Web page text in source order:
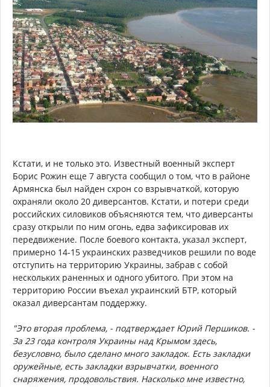
Кстати, и не только это. Известный военный эксперт
Борис Рожин еще 7 августа сообщил о том, что в районе
Армянска был найден схрон со взрывчаткой, которую
охраняли около 20 диверсантов. Кстати, и потери среди
российских силовиков объясняются тем, что диверсанты
сразу открыли по ним огонь, едва зафиксировав их
передвижение. После боевого контакта, указал эксперт,
примерно 14-15 украинских разведчиков решили по воде
отступить на территорию Украины, забрав с собой
нескольких раненных и одного убитого. При этом на
территорию России въехал украинский БТР, который
оказал диверсантам поддержку.
"Это вторая проблема, - подтверждает Юрий Першиков. -
За 23 года контроля Украины над Крымом здесь,
безусловно, было сделано много закладок. Есть закладки
оружейные, есть закладки взрывчатки, военного
снаряжения, продовольствия. Насколько мне известно,